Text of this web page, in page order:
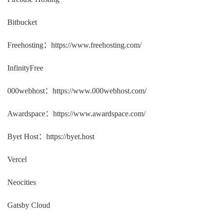
Bitbucket
Freehosting：https://www.freehosting.com/
InfinityFree
000webhost：https://www.000webhost.com/
Awardspace：https://www.awardspace.com/
Byet Host：https://byet.host
Vercel
Neocities
Gatsby Cloud